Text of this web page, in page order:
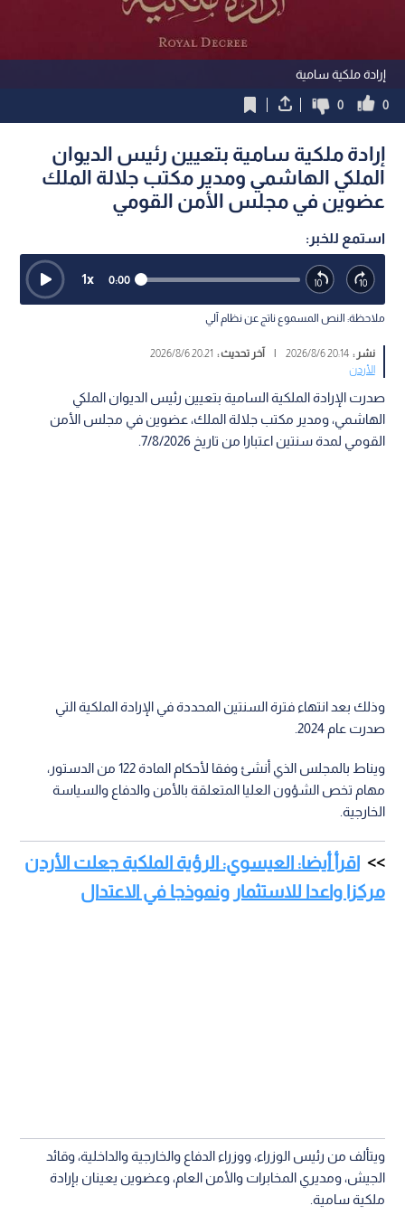
إرادة ملكية سامية
0
0
إرادة ملكية سامية بتعيين رئيس الديوان
الملكي الهاشمي ومدير مكتب جلالة الملك
عضوين في مجلس الأمن القومي
استمع للخبر:
0:00
1x
ملاحظة: النص المسموع ناتج عن نظام آلي
نشر :20:14 2026/8/6 آخر تحديث : 20:21 2026/8/6
الأردن
صدرت الإرادة الملكية السامية بتعيين رئيس الديوان الملكي
الهاشمي، ومدير مكتب جلالة الملك، عضوين في مجلس الأمن
القومي لمدة سنتين اعتبارا من تاريخ 7/8/2026.
وذلك بعد انتهاء فترة السنتين المحددة في الإرادة الملكية التي
صدرت عام 2024.
ويناط بالمجلس الذي أنشئ وفقا لأحكام المادة 122 من الدستور،
مهام تخص الشؤون العليا المتعلقة بالأمن والدفاع والسياسة
الخارجية.
اقرأ أيضا: العيسوي: الرؤية الملكية جعلت الأردن
مركزا واعدا للاستثمار ونموذجا في الاعتدال
ويتألف من رئيس الوزراء، ووزراء الدفاع والخارجية والداخلية، وقائد
الجيش، ومديري المخابرات والأمن العام، وعضوين يعينان بإرادة
ملكية سامية.